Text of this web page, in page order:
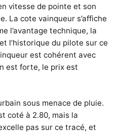
vitesse de pointe et son
La cote vainqueur s’affiche
l’avantage technique, la
l’historique du pilote sur ce
est cohérent avec
est forte, le prix est
sous menace de pluie.
coté à 2.80, mais la
pas sur ce tracé, et